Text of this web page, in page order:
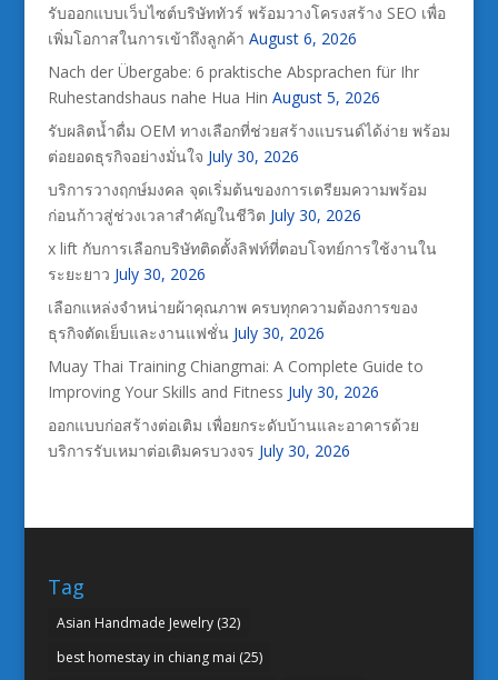
รับออกแบบเว็บไซต์บริษัททัวร์ พร้อมวางโครงสร้าง SEO เพื่อ
เพิ่มโอกาสในการเข้าถึงลูกค้า August 6, 2026
Nach der Übergabe: 6 praktische Absprachen für Ihr
Ruhestandshaus nahe Hua Hin August 5, 2026
รับผลิตน้ำดื่ม OEM ทางเลือกที่ช่วยสร้างแบรนด์ได้ง่าย พร้อม
ต่อยอดธุรกิจอย่างมั่นใจ July 30, 2026
บริการวางฤกษ์มงคล จุดเริ่มต้นของการเตรียมความพร้อม
ก่อนก้าวสู่ช่วงเวลาสำคัญในชีวิต July 30, 2026
x lift กับการเลือกบริษัทติดตั้งลิฟท์ที่ตอบโจทย์การใช้งานใน
ระยะยาว July 30, 2026
เลือกแหล่งจำหน่ายผ้าคุณภาพ ครบทุกความต้องการของ
ธุรกิจตัดเย็บและงานแฟชั่น July 30, 2026
Muay Thai Training Chiangmai: A Complete Guide to
Improving Your Skills and Fitness July 30, 2026
ออกแบบก่อสร้างต่อเติม เพื่อยกระดับบ้านและอาคารด้วย
บริการรับเหมาต่อเติมครบวงจร July 30, 2026
Tag
Asian Handmade Jewelry(32)
best homestay in chiang mai (25)